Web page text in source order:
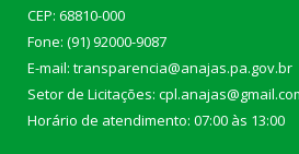
CEP: 68810-000
Fone: (91) 92000-9087
E-mail: transparencia@anajas.pa.gov.br
Setor de Licitações:
Horário de atendimento: 07:00 às 13:00